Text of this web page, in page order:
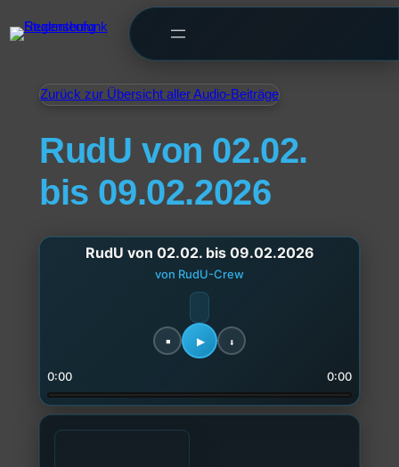
Zurück zur Übersicht aller Audio-Beiträge
RudU von 02.02.
bis 09.02.2026
RudU von 02.02. bis 09.02.2026
von RudU-Crew
0:00 0:00